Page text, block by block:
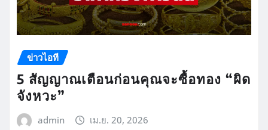
ข่าวไอที
5 สัญญาณเตือนก่อนคุณจะซื้อทอง “ผิด
จังหวะ”
admin เม.ย. 20, 2026